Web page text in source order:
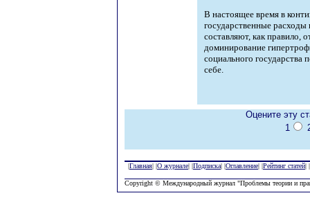
В настоящее время в
государственные расходы
составляют, как правило,
доминирование
социального
себе.
Оцените эту
1
|Главная| |О журнале| |Подписка| |Оглавление| |Рейтинг статей| |
Copyright © Международный журнал "Проблемы теории и